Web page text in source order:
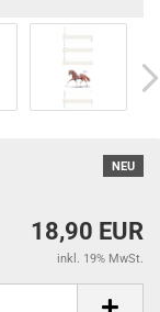
NEU
18,90 EUR
inkl. 19% MwSt.